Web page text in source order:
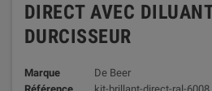
DIRECT AVEC
DURCISSEUR
Marque
De Beer